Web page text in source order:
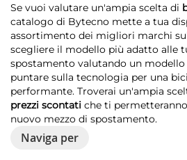
Se vuoi valutare un'ampia scelta di
catalogo di Bytecno mette a tua
assortimento dei migliori marchi
scegliere il modello più adatto alle
spostamento valutando un
puntare sulla tecnologia per una
performante. Troverai un'ampia
prezzi scontati che ti
nuovo mezzo di spostamento.
Naviga per